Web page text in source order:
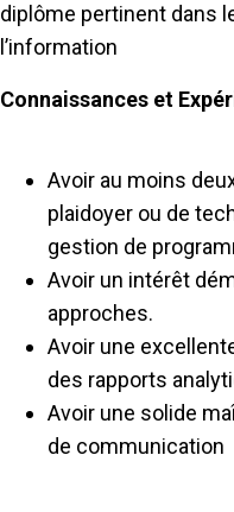
diplôme pertinent dans
l’information
Connaissances et
Avoir au moins
plaidoyer ou de
gestion de
Avoir un intérêt
approches.
Avoir une
des rapports
Avoir une solide
de communication